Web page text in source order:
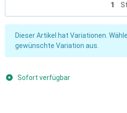
x
Dieser Artikel hat Variationen.
gewünschte Variation aus.
Sofort verfügbar